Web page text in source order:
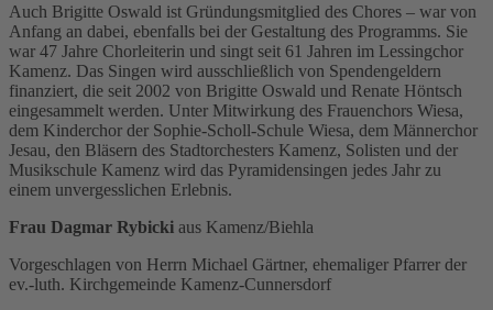
Auch Brigitte Oswald ist Gründungsmitglied des Chores – war von
Anfang an dabei, ebenfalls bei der Gestaltung des Programms. Sie
war 47 Jahre Chorleiterin und singt seit 61 Jahren im Lessingchor
Kamenz. Das Singen wird ausschließlich von Spendengeldern
finanziert, die seit 2002 von Brigitte Oswald und Renate Höntsch
eingesammelt werden. Unter Mitwirkung des Frauenchors Wiesa,
dem Kinderchor der Sophie-Scholl-Schule Wiesa, dem Männerchor
Jesau, den Bläsern des Stadtorchesters Kamenz, Solisten und der
Musikschule Kamenz wird das Pyramidensingen jedes Jahr zu
einem unvergesslichen Erlebnis.
Frau Dagmar Rybicki aus Kamenz/Biehla
Vorgeschlagen von Herrn Michael Gärtner, ehemaliger Pfarrer der
ev.-luth. Kirchgemeinde Kamenz-Cunnersdorf